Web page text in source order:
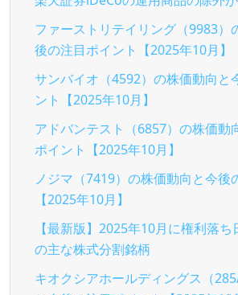
ファーストリテイリング（9983）
後の注目ポイント【2025年10月】
サンバイオ（4592）の株価動向と
ント【2025年10月】
アドバンテスト（6857）の株価動
ポイント【2025年10月】
ノジマ（7419）の株価動向と今後
【2025年10月】
【最新版】2025年10月に権利落
の主な株式分割銘柄
キオクシアホールディングス（